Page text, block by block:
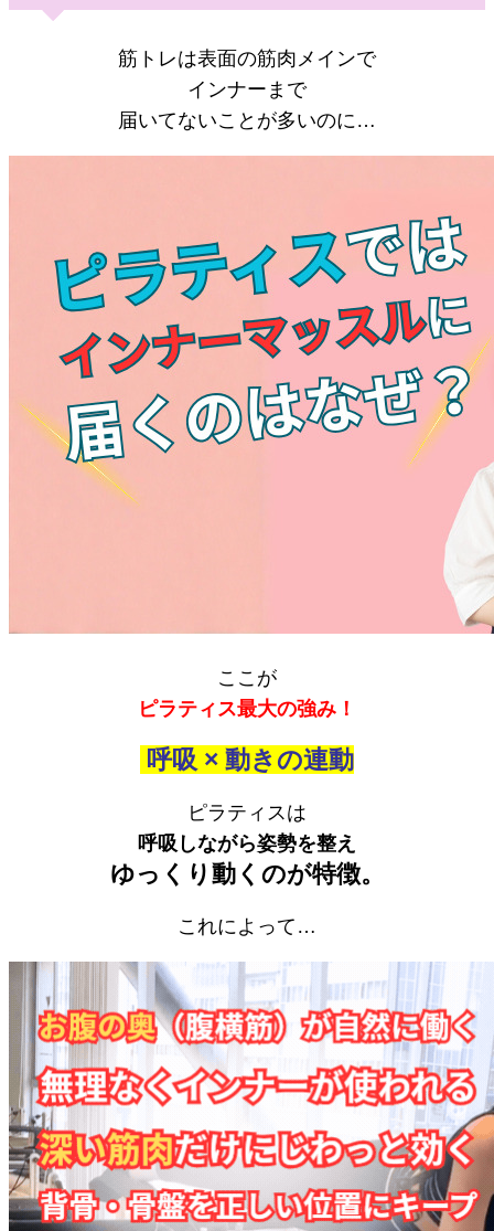
筋トレは表面の筋肉メインで
インナーまで
届いてないことが多いのに…
ここが
ピラティス最大の強み！
呼吸 × 動きの連動
ピラティスは
呼吸しながら姿勢を整え
ゆっくり動くのが特徴。
これによって…